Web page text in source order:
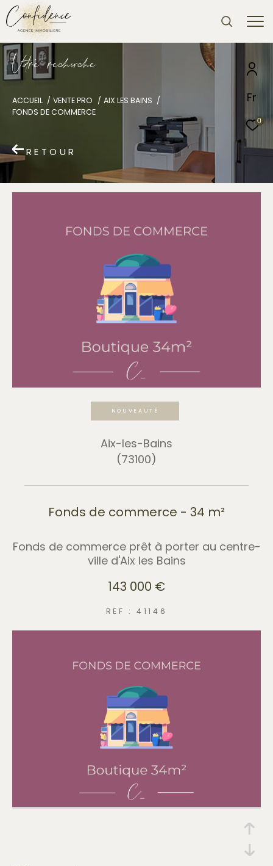
Fr
0
Vore recece
ACCUEIL VENTE PRO
AIX LES BAINS
FONDS DE COMMERCE
RETOUR
NOUVEAUTÉ
Aix-les-Bains
(73100)
Fonds de commerce - 34 m²
Fonds de commerce prêt à porter au centre-
ville d'Aix les Bains
143 000 €
REF : 41146